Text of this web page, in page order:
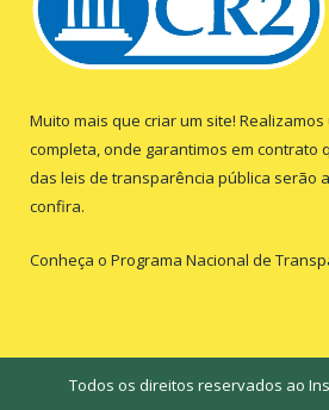
Muito mais que criar um site!
completa, onde garantimos em contrato
das leis de transparência pública serão
confira.
Conheça o Programa Nacional de
Todos os direitos reservados ao